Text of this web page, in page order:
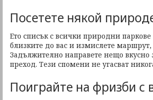
Посетете някой
Ето списък с всички природни паркове
близките до вас и измислете
Задължително направете нещо вкусно
преход. Тези спомени не угасват
Поиграйте на фризби с